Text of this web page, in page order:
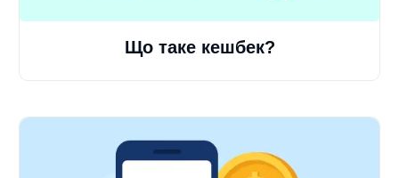
Що таке кешбек?